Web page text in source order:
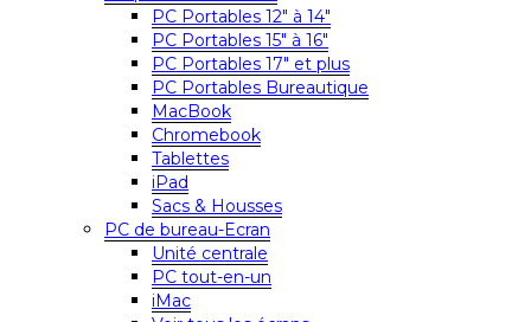
PC Portables 12″ à 14″
PC Portables 15″ à 16″
PC Portables 17″ et plus
PC Portables Bureautique
MacBook
Chromebook
Tablettes
iPad
Sacs & Housses
PC de bureau-Ecran
Unité centrale
PC tout-en-un
iMac